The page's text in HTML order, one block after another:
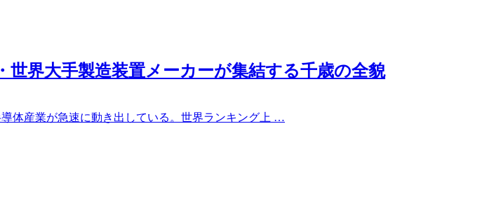
世界大手製造装置メーカーが集結する千歳の全貌
体産業が急速に動き出している。世界ランキング上 …